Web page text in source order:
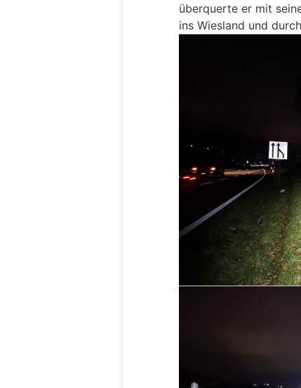
überquerte er mit
ins Wiesland und